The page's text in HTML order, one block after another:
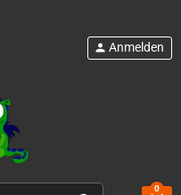
person Anmelden
0